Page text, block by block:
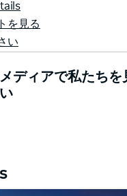
ットは、完全に認可さ
港を眺めるための広々
た完全に空調された船
たはシドニーハーバー
たはシドニー大晦日ク
シドニーハーバー、オ
ハウス、シドニーハー
を見る
い
ディアで私たちを